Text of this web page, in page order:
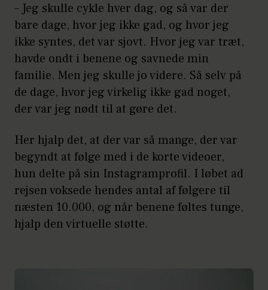
– Jeg skulle cykle hver dag, og så var der
bare dage, hvor jeg ikke gad, og hvor jeg
ikke syntes, det var sjovt. Hvor jeg var træt,
havde ondt i benene og savnede min
familie. Men jeg skulle jo videre. Så selv på
de dage, hvor jeg virkelig ikke gad noget,
der var jeg nødt til at gøre det.
Her hjalp det, at der var så mange, der var
begyndt at følge med i de korte videoer,
hun delte på sin Instagramprofil. I løbet ad
rejsen voksede hendes antal af følgere til
næsten 10.000, og når benene føltes tunge,
hjalp den virtuelle støtte.